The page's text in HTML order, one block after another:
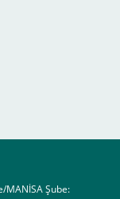
MANİSA Şube: